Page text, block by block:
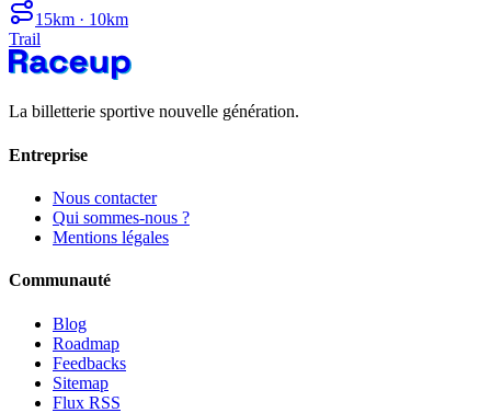
15km · 10km
Trail
La billetterie sportive nouvelle génération.
Entreprise
Nous contacter
Qui sommes-nous ?
Mentions légales
Communauté
Blog
Roadmap
Feedbacks
Sitemap
Flux RSS